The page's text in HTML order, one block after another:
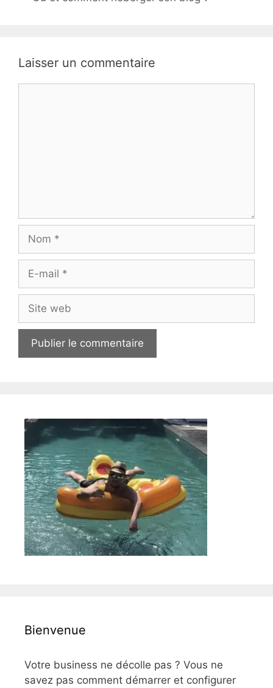
Laisser un commentaire
mail
web
Bienvenue
Votre business ne décolle pas ? Vous ne
savez pas comment démarrer et configurer